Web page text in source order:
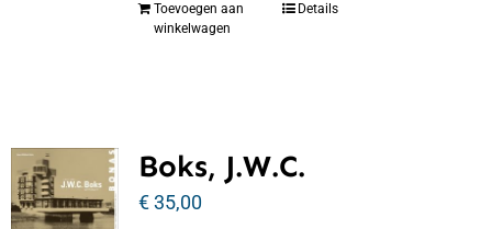
Toevoegen aan
winkelwagen
Details
Boks, J.W.C.
€35,00